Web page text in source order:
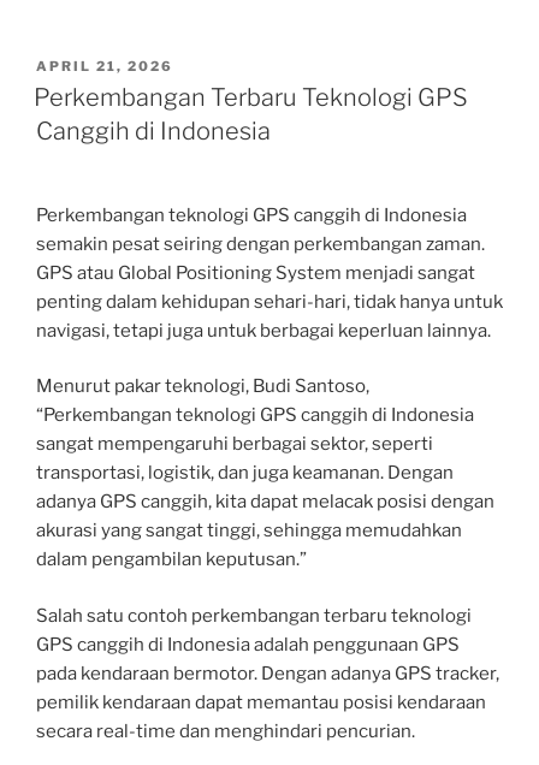
POSTED
ON
APRIL 21, 2026
Perkembangan Terbaru Teknologi GPS
Canggih di Indonesia
Perkembangan teknologi GPS canggih di Indonesia
semakin pesat seiring dengan perkembangan zaman.
GPS atau Global Positioning System menjadi sangat
penting dalam kehidupan sehari-hari, tidak hanya untuk
navigasi, tetapi juga untuk berbagai keperluan lainnya.
Menurut pakar teknologi, Budi Santoso,
“Perkembangan teknologi GPS canggih di Indonesia
sangat mempengaruhi berbagai sektor, seperti
transportasi, logistik, dan juga keamanan. Dengan
adanya GPS canggih, kita dapat melacak posisi dengan
akurasi yang sangat tinggi, sehingga memudahkan
dalam pengambilan keputusan.”
Salah satu contoh perkembangan terbaru teknologi
GPS canggih di Indonesia adalah penggunaan GPS
pada kendaraan bermotor. Dengan adanya GPS tracker,
pemilik kendaraan dapat memantau posisi kendaraan
secara real-time dan menghindari pencurian.